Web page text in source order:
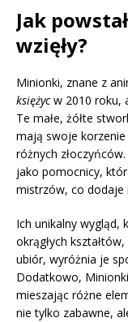
Jak
wzięły?
Minionki, znane z
księżycw 2010 roku,
Te małe, żółte
mają swoje
różnych
jako pomocnicy,
mistrzów, co dodaje
Ich unikalny wygląd,
okrągłych
ubiór, wyróżnia je
Dodatkowo,
mieszając różne
nie tylko zabawne,